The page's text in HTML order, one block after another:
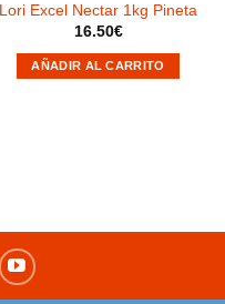
Lori Excel Nectar 1kg Pineta
16.50€
AÑADIR AL CARRITO